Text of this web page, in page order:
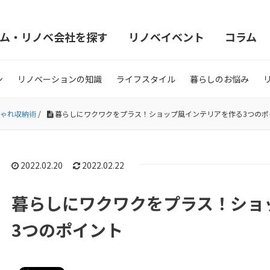
・リノベ会社を探す リノベイベント コラム
リノベーションの知識 ライフスタイル 暮らしのお悩み
れ収納術 / 暮らしにワクワクをプラス！ショップ風インテリアを作る3つの
2022.02.20 2022.02.22
暮らしにワクワクをプラス！シ
3つのポイント